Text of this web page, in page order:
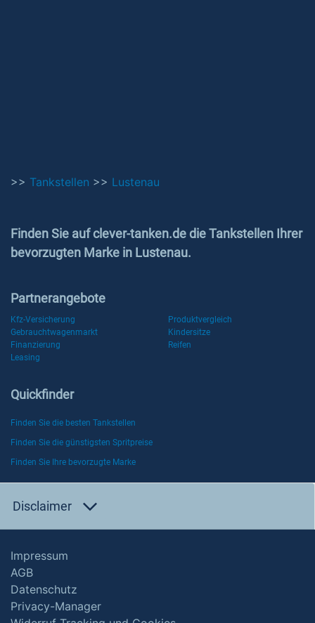
>> Tankstellen >> Lustenau
Finden Sie auf clever-tanken.de die Tankstellen Ihrer
bevorzugten Marke in Lustenau.
Partnerangebote
Kfz-Versicherung
Produktvergleich
Gebrauchtwagenmarkt
Kindersitze
Finanzierung
Reifen
Leasing
Quickfinder
Finden Sie die besten Tankstellen
Finden Sie die günstigsten Spritpreise
Finden Sie Ihre bevorzugte Marke
Disclaimer
Impressum
AGB
Datenschutz
Privacy-Manager